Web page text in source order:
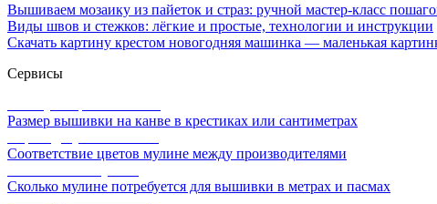
Вышиваем мозаику из пайеток и страз: ручной мастер-класс
Виды швов и стежков: лёгкие и простые, технологии и инструкции
Скачать картину крестом новогодняя машинка — маленькая
Сервисы
Размер вышивки на канве в крестиках или сантиметрах
Соответствие цветов мулине между производителями
Сколько мулине потребуется для вышивки в метрах и пасмах